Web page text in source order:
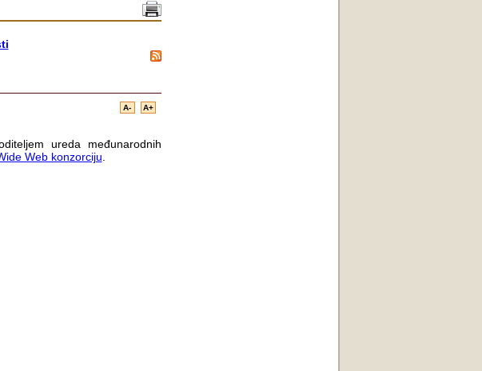
A+
A-
ureda međunarodnih
Web konzorciju